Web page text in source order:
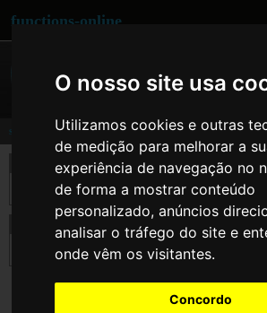
O nosso site usa
Utilizamos cookies e outras
de medição para melhorar a
experiência de navegação no
de forma a mostrar conteúdo
personalizado, anúncios
analisar o tráfego do site e
onde vêm os visitantes.
Concordo
functions-online
sqrt
descrição
Retorna a raiz quadrada de $arg.
declaração de sqrt
sqrt( float $arg )